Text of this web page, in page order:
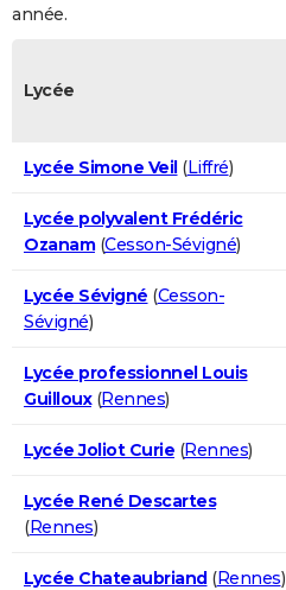
année.
Lycée
Lycée Simone Veil(Liffré)
Lycée polyvalent Frédéric
Ozanam(Cesson-Sévigné)
Lycée Sévigné (Cesson-
Sévigné)
Lycée professionnel Louis
Guilloux(Rennes)
Lycée Joliot Curie (Rennes)
Lycée René Descartes
(Rennes)
Lycée Chateaubriand(Rennes)